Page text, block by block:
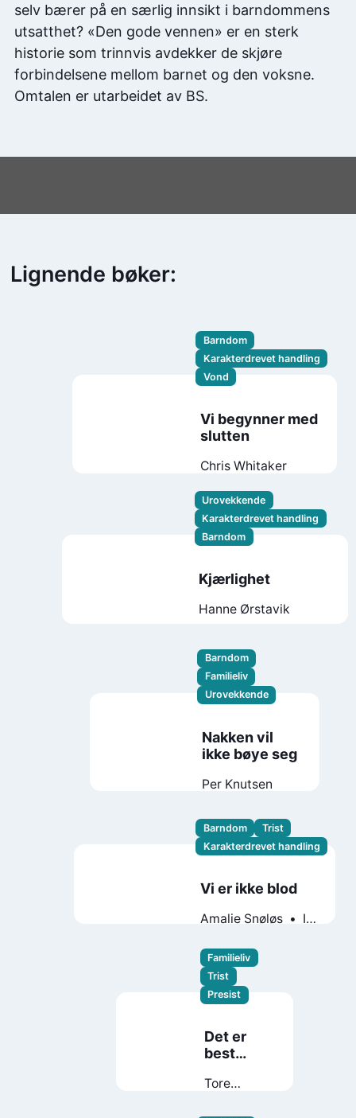
selv bærer på en særlig innsikt i barndommens
utsatthet? «Den gode vennen» er en sterk
historie som trinnvis avdekker de skjøre
forbindelsene mellom barnet og den voksne.
Omtalen er utarbeidet av BS.
Lignende bøker:
Barndom
Karakterdrevet handling
Vond
Vi begynner med
slutten
Chris Whitaker
Urovekkende
Karakterdrevet handling
Barndom
Kjærlighet
Hanne Ørstavik
Barndom
Familieliv
Urovekkende
Nakken vil
ikke bøye seg
Per Knutsen
Barndom
Trist
Karakterdrevet handling
Vi er ikke blod
Amalie Snøløs
Ida
Familieliv
Trist
Presist
Det er
best
Tore